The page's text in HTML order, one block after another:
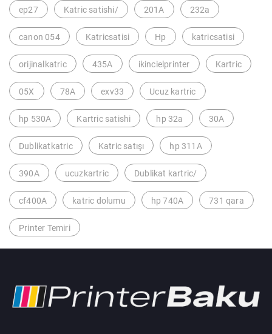
ep27 Katric satishi/ 201A 232a
canon 054 Katricsatisi Hp katricsatisi
orijinalkatric 435A ikincielprinter Kartric
05X 78A exv33 Ucuz kartric
hp 530A Kartric satishi hp 32a 30A
Dublikatkatric Katric satışı hp 311A
390A ucuzkartric Dublikat kartric/
cf400A katric dolumu hp 740A 731 qara
Printer Temiri